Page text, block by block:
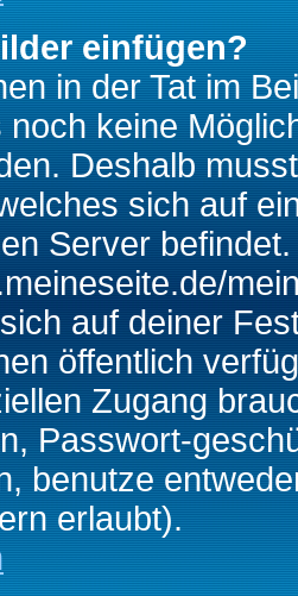
einfügen?
in der Tat im
noch keine
Deshalb
sich auf
Server
auf deiner
öffentlich
Zugang
Passwort-
benutze
erlaubt).